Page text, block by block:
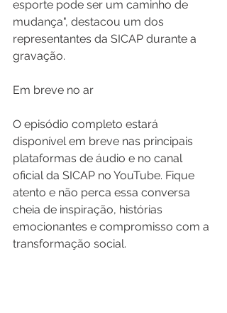
esporte pode ser um caminho de
mudança", destacou um dos
representantes da SICAP durante a
gravação.
Em breve no ar
O episódio completo estará
disponível em breve nas principais
plataformas de áudio e no canal
oficial da SICAP no YouTube. Fique
atento e não perca essa conversa
cheia de inspiração, histórias
emocionantes e compromisso com a
transformação social.